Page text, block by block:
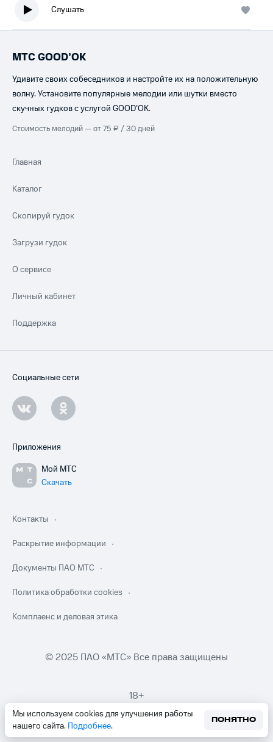
Слушать
Мы используем cookies для улучшения работы
нашего сайта. Подробнее.
ПОНЯТНО
МТС GOOD’OK
Удивите своих собеседников и настройте их на положительную
волну. Установите популярные мелодии или шутки вместо
скучных гудков с услугой GOOD’OK.
Стоимость мелодий — от 75 ₽ / 30 дней
Главная
Каталог
Скопируй гудок
Загрузи гудок
О сервисе
Личный кабинет
Поддержка
Социальные сети
Приложения
Мой МТС
Скачать
Контакты
Раскрытие информации
Документы ПАО МТС
Политика обработки cookies
Комплаенс и деловая этика
© 2025 ПАО «МТС» Все права защищены
18+